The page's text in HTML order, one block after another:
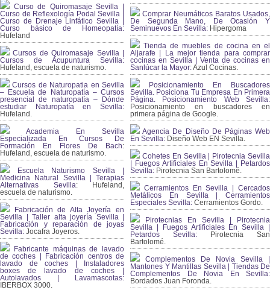
Curso de Quiromasaje Sevilla |
Curso de Reflexología Podal Sevilla |
Curso de Drenaje Linfático Sevilla |
Curso básico de Homeopatía:
Hufeland
Cursos de Quiromasaje Sevilla |
Cursos de Acupuntura Sevilla:
Hufeland, escuela de naturismo.
Cursos de Naturopatia en Sevilla
– Escuela de Naturopatía – Cursos
presencial de naturopatía – Dónde
estudiar Naturopatía en Sevilla:
Hufeland.
Academia En Sevilla
Especializada En Cursos De
Formación En Flores De Bach:
Hufeland, escuela de naturismo.
Escuela Naturismo Sevilla |
Medicina Natural Sevilla | Terapias
Alternativas Sevilla: Hufeland,
escuela de naturismo.
Fabricación de Alta Joyería en
Sevilla | Taller alta joyería Sevilla |
Fabricación y reparación de joyas
Sevilla: Jocafra Joyeros.
Fabricante máquinas de lavado
de coches | Fabricación centros de
lavado de coches | Instaladores
boxes de lavado de coches |
Autolavados | Lavamascotas:
IBERBOX 3000.
Comprar Neumáticos Baratos Usados,
De Segunda Mano, De Ocasión Y
Seminuevos En Sevilla: Hipergoma
Tienda de muebles de cocina en el
Aljarafe | La mejor tienda para comprar
cocinas en Sevilla | Venta de cocinas en
Sanlúcar la Mayor:Azul Cocinas.
Posicionamiento En Buscadores
Sevilla. Posiciona Tu Empresa En Primera
Página. Posicionamiento Web Sevilla:
Posicionamiento en buscadores en
primera página de Google.
Agencia De Diseño De Páginas Web
En Sevilla: Diseño Web EN Sevilla.
Cohetes En Sevilla | Pirotecnia Sevilla
| Fuegos Artificiales En Sevilla | Petardos
Sevilla: Pirotecnia San Bartolomé.
Cerramientos En Sevilla | Cercados
Metálicos En Sevilla | Cerramientos
Especiales Sevilla: Cerramientos Gordo.
Pirotecnias En Sevilla | Pirotecnia
Sevilla | Fuegos Artificiales En Sevilla |
Petardos Sevilla: Pirotecnia San
Bartolomé.
Complementos De Novia Sevilla |
Mantones Y Mantillas Sevilla | Tiendas De
Complementos De Novia En Sevilla:
Bordados Juan Foronda.